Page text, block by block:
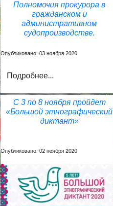
Полномочия прокурора в
гражданском и
административном
судопроизводстве.
Опубликовано: 03 ноября 2020
Подробнее...
С 3 по 8 ноября пройдет
«Большой этнографический
диктант»
Опубликовано: 02 ноября 2020